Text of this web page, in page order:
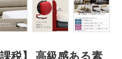
税】 高級感ある素